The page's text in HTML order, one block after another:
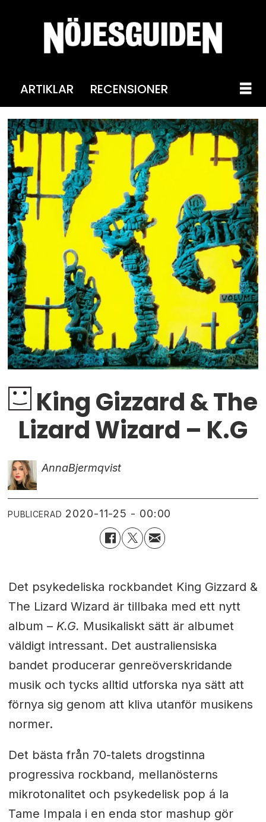
ARTIKLAR RECENSIONER
King Gizzard & The
Lizard Wizard – K.G
AnnaBjermqvist
PUBLICERAD 2020-11-25 - 00:00
Det psykedeliska rockbandet King Gizzard &
The Lizard Wizard är tillbaka med ett nytt
album – K.G. Musikaliskt sätt är albumet
väldigt intressant. Det australiensiska
bandet producerar genreöverskridande
musik och tycks alltid utforska nya sätt att
förnya sig genom att kliva utanför musikens
normer.
Det bästa från 70-talets drogstinna
progressiva rockband, mellanösterns
mikrotonalitet och psykedelisk pop á la
Tame Impala i en enda stor mashup gör